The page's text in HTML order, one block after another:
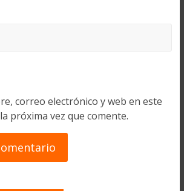
correo electrónico y web en este
próxima vez que comente.